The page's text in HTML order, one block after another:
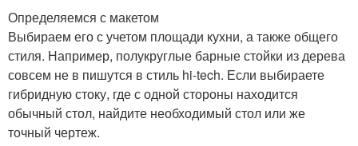
Определяемся с макетом
Выбираем его с учетом площади кухни, а также общего
стиля. Например, полукруглые барные стойки из дерева
совсем не в пишутся в стиль hi-tech. Если выбираете
гибридную стоку, где с одной стороны находится
обычный стол, найдите необходимый стол или же
точный чертеж.